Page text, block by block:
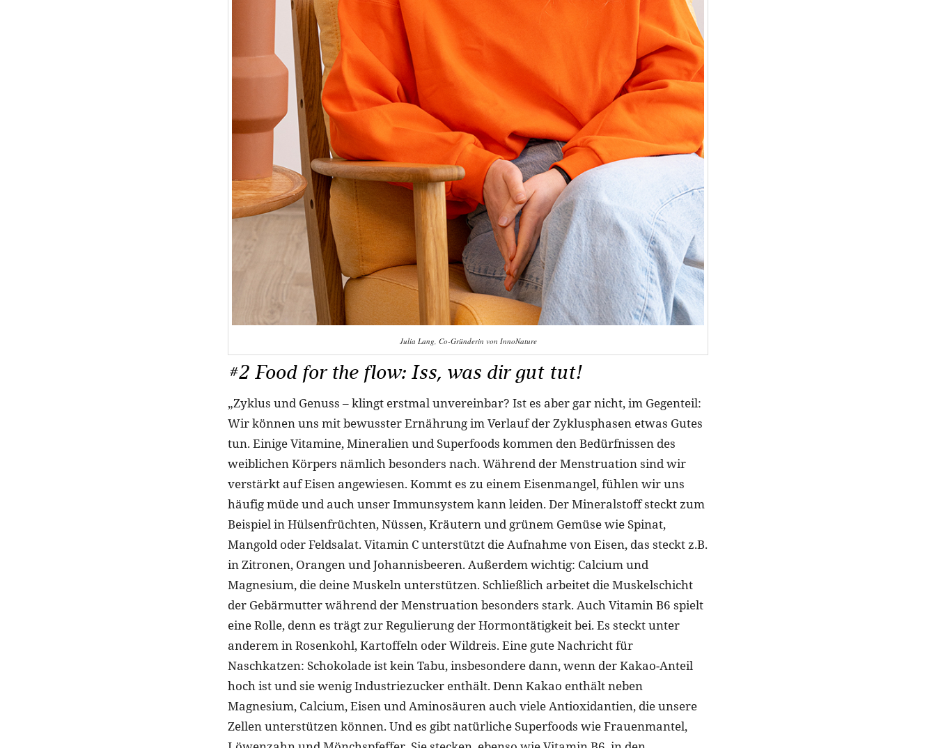
Julia Lang, Co-Gründerin von InnoNature
#2 Food for the flow: Iss, was dir gut tut!
„Zyklus und Genuss – klingt erstmal unvereinbar? Ist es aber gar nicht, im Gegenteil:
Wir können uns mit bewusster Ernährung im Verlauf der Zyklusphasen etwas Gutes
tun. Einige Vitamine, Mineralien und Superfoods kommen den Bedürfnissen des
weiblichen Körpers nämlich besonders nach. Während der Menstruation sind wir
verstärkt auf Eisen angewiesen. Kommt es zu einem Eisenmangel, fühlen wir uns
häufig müde und auch unser Immunsystem kann leiden. Der Mineralstoff steckt zum
Beispiel in Hülsenfrüchten, Nüssen, Kräutern und grünem Gemüse wie Spinat,
Mangold oder Feldsalat. Vitamin C unterstützt die Aufnahme von Eisen, das steckt z.B.
in Zitronen, Orangen und Johannisbeeren. Außerdem wichtig: Calcium und
Magnesium, die deine Muskeln unterstützen. Schließlich arbeitet die Muskelschicht
der Gebärmutter während der Menstruation besonders stark. Auch Vitamin B6 spielt
eine Rolle, denn es trägt zur Regulierung der Hormontätigkeit bei. Es steckt unter
anderem in Rosenkohl, Kartoffeln oder Wildreis. Eine gute Nachricht für
Naschkatzen: Schokolade ist kein Tabu, insbesondere dann, wenn der Kakao-Anteil
hoch ist und sie wenig Industriezucker enthält. Denn Kakao enthält neben
Magnesium, Calcium, Eisen und Aminosäuren auch viele Antioxidantien, die unsere
Zellen unterstützen können. Und es gibt natürliche Superfoods wie Frauenmantel,